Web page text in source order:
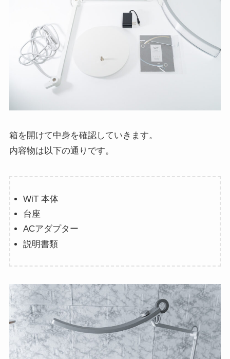
箱を開けて中身を確認していきます。
内容物は以下の通りです。
WiT 本体
台座
ACアダプター
説明書類